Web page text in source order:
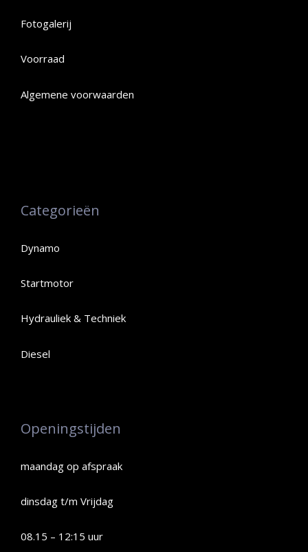
Fotogalerij
Voorraad
Algemene voorwaarden
Categorieën
Dynamo
Startmotor
Hydrauliek & Techniek
Diesel
Openingstijden
maandag op afspraak
dinsdag t/m Vrijdag
08.15 – 12:15 uur